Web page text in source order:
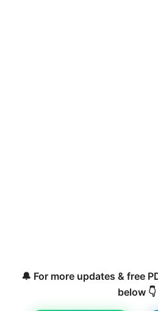
🔔 For more updates & free
below 👇